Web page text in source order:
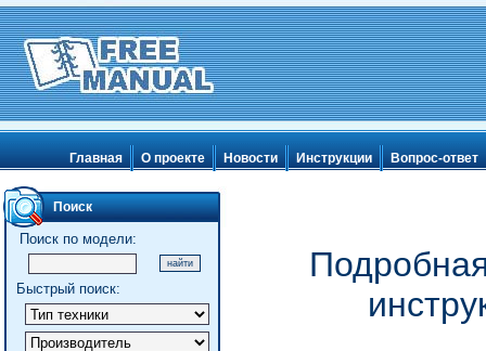
Главная О проекте Новости Инструкции Вопрос-ответ
Поиск
Поиск по модели:
Быстрый поиск: